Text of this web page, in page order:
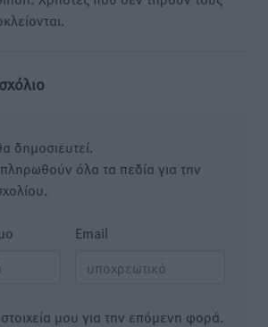
δημοσιευτεί.
όλα τα πεδία για την
Email
μου για την επόμενη φορά.